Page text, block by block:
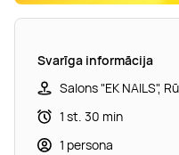
Svarīga informācija
Salons "EK NAILS",
1 st. 30 min
1 persona